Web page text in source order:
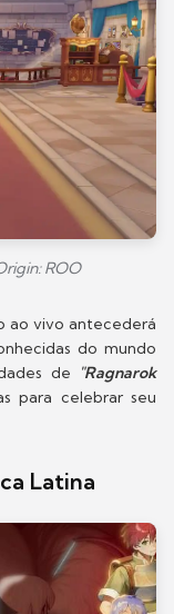
ROO
ao vivo antecederá
do mundo
de
"Ragnarok
para celebrar seu
Latina